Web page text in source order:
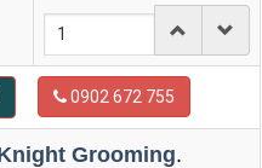
0902 672 755
Grooming.